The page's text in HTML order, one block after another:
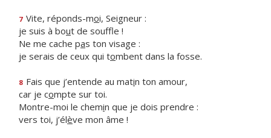
7 Vite, réponds-moi, Seigneur :
je suis à bout de souffle !
Ne me cache pas ton visage :
je serais de ceux qui tombent dans la fosse.
8 Fais que j’entende au matin ton amour,
car je compte sur toi.
Montre-moi le chemin que je dois prendre :
vers toi, j’élève mon âme !